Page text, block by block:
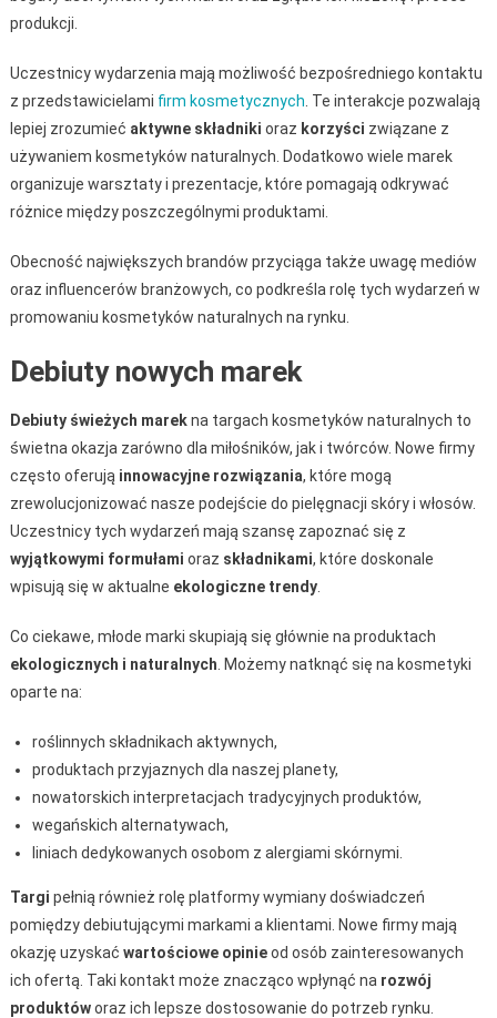
produkcji.
Uczestnicy wydarzenia mają możliwość bezpośredniego kontaktu
z przedstawicielami firm kosmetycznych . Te interakcje pozwalają
lepiej zrozumieć aktywne składniki oraz korzyści związane z
używaniem kosmetyków naturalnych. Dodatkowo wiele marek
organizuje warsztaty i prezentacje, które pomagają odkrywać
różnice między poszczególnymi produktami.
Obecność największych brandów przyciąga także uwagę mediów
oraz influencerów branżowych, co podkreśla rolę tych wydarzeń w
promowaniu kosmetyków naturalnych na rynku.
Debiuty nowych marek
Debiuty świeżych marekna targach kosmetyków naturalnych to
świetna okazja zarówno dla miłośników, jak i twórców. Nowe firmy
często oferują innowacyjne rozwiązania, które mogą
zrewolucjonizować nasze podejście do pielęgnacji skóry i włosów.
Uczestnicy tych wydarzeń mają szansę zapoznać się z
wyjątkowymi formułami oraz składnikami, które doskonale
wpisują się w aktualne ekologiczne trendy.
Co ciekawe, młode marki skupiają się głównie na produktach
ekologicznych i naturalnych . Możemy natknąć się na kosmetyki
oparte na:
roślinnych składnikach aktywnych,
produktach przyjaznych dla naszej planety,
nowatorskich interpretacjach tradycyjnych produktów,
wegańskich alternatywach,
liniach dedykowanych osobom z alergiami skórnymi.
Targi pełnią również rolę platformy wymiany doświadczeń
pomiędzy debiutującymi markami a klientami. Nowe firmy mają
okazję uzyskać wartościowe opinieod osób zainteresowanych
ich ofertą. Taki kontakt może znacząco wpłynąć na rozwój
produktóworaz ich lepsze dostosowanie do potrzeb rynku.